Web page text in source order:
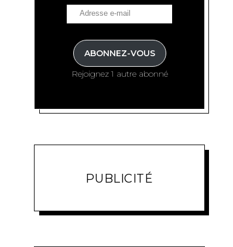
ABONNEZ-VOUS
Rejoignez 1 autre abonné
PUBLICITÉ